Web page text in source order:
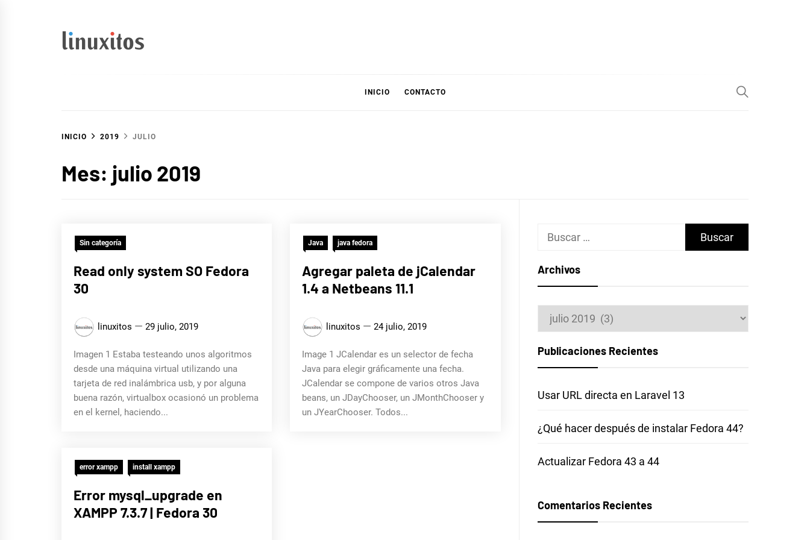
INICIO CONTACTO
INICIO 2019 JULIO
Mes: julio 2019
Sin categoría
Read only system SO Fedora
30
linuxitos 29 julio, 2019
Imagen 1 Estaba testeando unos algoritmos
desde una máquina virtual utilizando una
tarjeta de red inalámbrica usb, y por alguna
buena razón, virtualbox ocasionó un problema
en el kernel, haciendo...
Java java fedora
Agregar paleta de jCalendar
1.4 a Netbeans 11.1
linuxitos 24 julio, 2019
Image 1 JCalendar es un selector de fecha
Java para elegir gráficamente una fecha.
JCalendar se compone de varios otros Java
beans, un JDayChooser, un JMonthChooser y
un JYearChooser. Todos...
error xampp install xampp
Error mysql_upgrade en
XAMPP 7.3.7 | Fedora 30
Buscar:
Archivos
Archivos
Publicaciones Recientes
Usar URL directa en Laravel 13
¿Qué hacer después de instalar Fedora 44?
Actualizar Fedora 43 a 44
Comentarios Recientes